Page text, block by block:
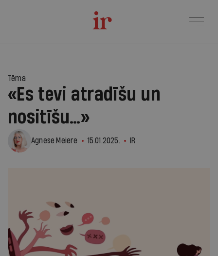
Tēma
«Es tevi atradīšu un
nositīšu…»
Agnese Meiere 15.01.2025. IR